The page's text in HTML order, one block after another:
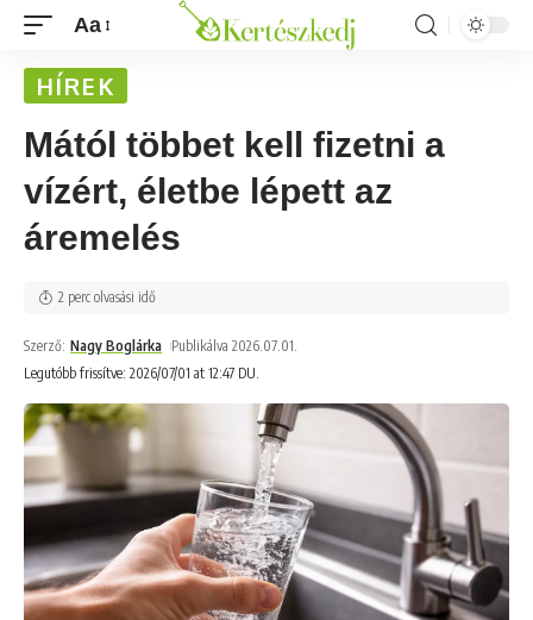
Aa
HÍREK
Mától többet kell fizetni a
vízért, életbe lépett az
áremelés
Legutóbb frissítve: 2026/07/01 at 12:47 DU.
Szerző: Nagy Boglárka Publikálva 2026.07.01.
2 perc olvasási idő